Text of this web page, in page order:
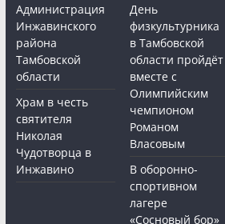
Администрация
Инжавинского
района
Тамбовской
области
Храм в честь
святителя
Николая
Чудотворца в
Инжавино
День
физкультурника
в Тамбовской
области пройдёт
вместе с
Олимпийским
чемпионом
Романом
Власовым
В оборонно-
спортивном
лагере
«Сосновый бор»